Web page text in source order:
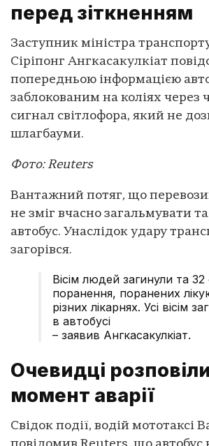
перед зіткненням
Заступник міністра
Сіріпонг Ангкасакулкіат
попередньою інформацією
заблокованим на коліях через
сигнал світлофора, який не
шлагбауми.
Фото: Reuters
Вантажний потяг, що
не зміг вчасно загальмувати та
автобус. Унаслідок удару
загорівся.
Вісім людей загинули та
поранення, поранених
різних лікарнях. Усі вісім
в автобусі
– заявив Ангкасакулкіат.
Очевидці
момент аварії
Свідок події, водій мототаксі